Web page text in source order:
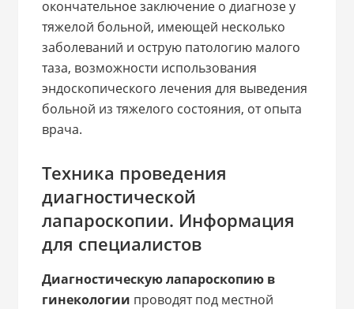
окончательное заключение о диагнозе у
тяжелой больной, имеющей несколько
заболеваний и острую патологию малого
таза, возможности использования
эндоскопического лечения для выведения
больной из тяжелого состояния, от опыта
врача.
Техника проведения
диагностической
лапароскопии. Информация
для специалистов
Диагностическую лапароскопию в
гинекологии проводят под местной